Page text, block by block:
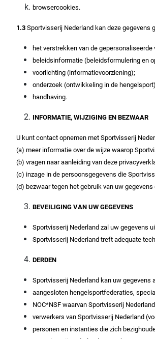
browsercookies.
1.3 Sportvisserij Nederland kan deze gegevens
het verstrekken van de gepersonaliseerde
beleidsinformatie (beleidsformulering en
voorlichting (informatievoorziening);
onderzoek (ontwikkeling in de
handhaving.
INFORMATIE, WIJZIGING EN BEZWAAR
U kunt contact opnemen met Sportvisserij
(a) meer informatie over de wijze waarop
(b) vragen naar aanleiding van deze
(c) inzage in de persoonsgegevens die
(d) bezwaar tegen het gebruik van uw
BEVEILIGING VAN UW GEGEVENS
Sportvisserij Nederland zal uw gegevens
Sportvisserij Nederland treft adequate
DERDEN
Sportvisserij Nederland kan uw gegevens
aangesloten hengelsportfederaties,
NOC*NSF waarvan Sportvisserij
verwerkers van Sportvisserij Nederland
personen en instanties die zich